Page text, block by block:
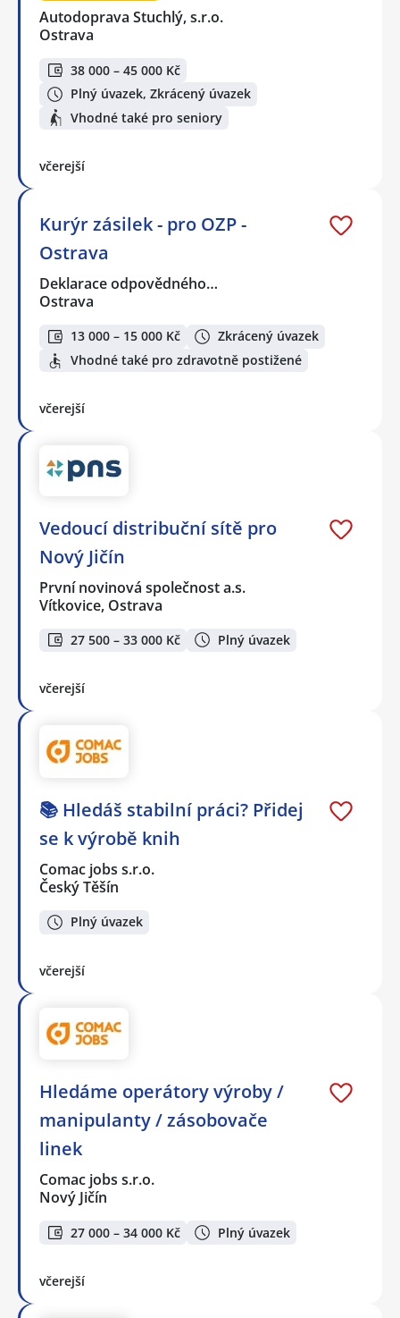
Autodoprava Stuchlý, s.r.o.
Ostrava
38 000 – 45 000 Kč
Plný úvazek, Zkrácený úvazek
Vhodné také pro seniory
včerejší
Kurýr zásilek - pro OZP -
Ostrava
Deklarace odpovědného…
Ostrava
13 000 – 15 000 Kč
Zkrácený úvazek
Vhodné také pro zdravotně postižené
včerejší
Vedoucí distribuční sítě pro
Nový Jičín
První novinová společnost a.s.
Vítkovice, Ostrava
27 500 – 33 000 Kč Plný úvazek
včerejší
📚 Hledáš stabilní práci? Přidej
se k výrobě knih
Comac jobs s.r.o.
Český Těšín
Plný úvazek
včerejší
Hledáme operátory výroby /
manipulanty / zásobovače
linek
Comac jobs s.r.o.
Nový Jičín
27 000 – 34 000 Kč Plný úvazek
včerejší